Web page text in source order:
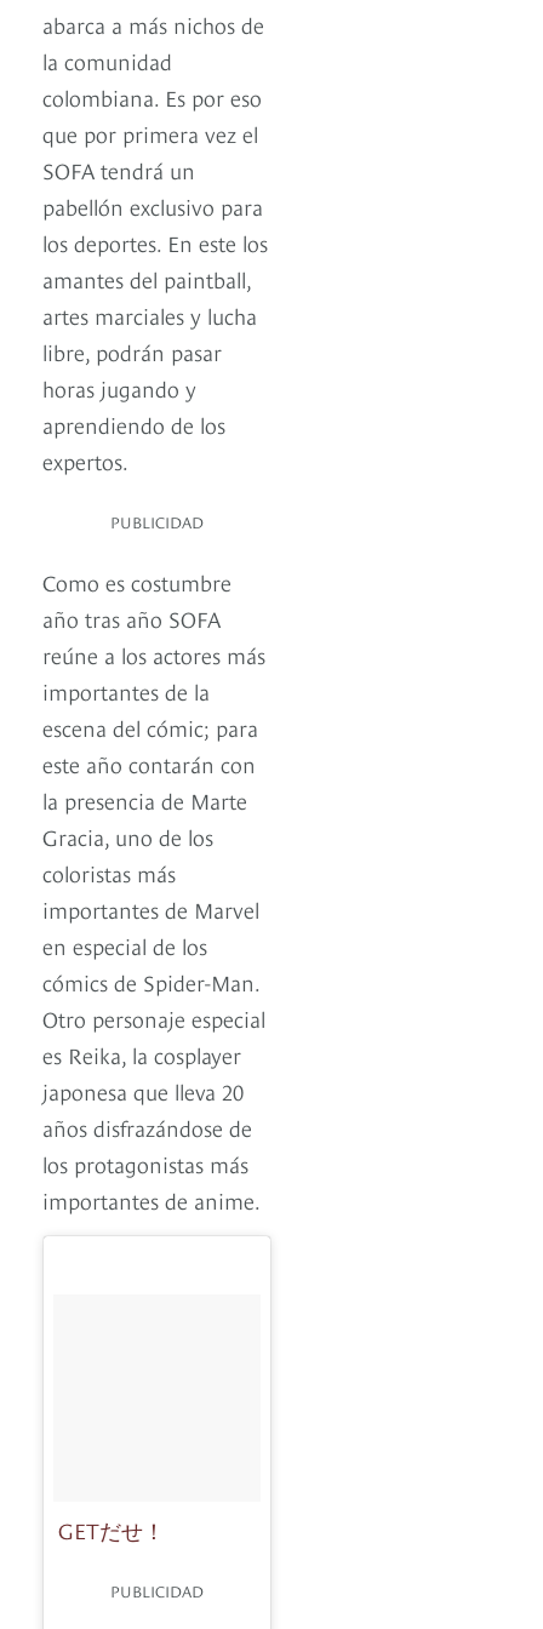
abarca a más nichos de
la comunidad
colombiana. Es por eso
que por primera vez el
SOFA tendrá un
pabellón exclusivo para
los deportes. En este los
amantes del paintball,
artes marciales y lucha
libre, podrán pasar
horas jugando y
aprendiendo de los
expertos.
PUBLICIDAD
Como es costumbre
año tras año SOFA
reúne a los actores más
importantes de la
escena del cómic; para
este año contarán con
la presencia de Marte
Gracia, uno de los
coloristas más
importantes de Marvel
en especial de los
cómics de Spider-Man.
Otro personaje especial
es Reika, la cosplayer
japonesa que lleva 20
años disfrazándose de
los protagonistas más
importantes de anime.
GETだせ！
PUBLICIDAD